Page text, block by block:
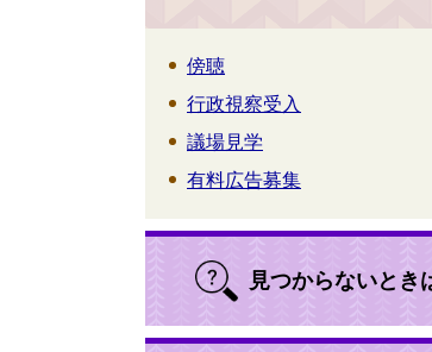
傍聴
行政視察受入
議場見学
有料広告募集
見つからないとき